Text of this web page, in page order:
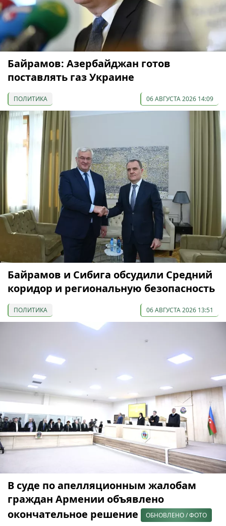
Байрамов: Азербайджан готов
поставлять газ Украине
ПОЛИТИКА 06 АВГУСТА 2026 14:09
Байрамов и Сибига обсудили Средний
коридор и региональную безопасность
ПОЛИТИКА 06 АВГУСТА 2026 13:51
В суде по апелляционным жалобам
граждан Армении объявлено
окончательное решение
ОБНОВЛЕНО / ФОТО